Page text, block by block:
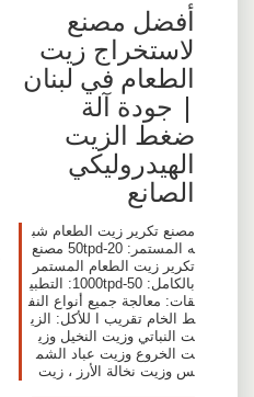
أفضل مصنع
لاستخراج زيت
الطعام في لبنان
| جودة آلة
ضغط الزيت
الهيدروليكي
الصانع
مصنع تكرير زيت الطعام شب
ه المستمر: 20-50tpd مصنع
تكرير زيت الطعام المستمر
بالكامل: 50-1000tpd: التطبي
قات: معالجة جميع أنواع النف
ط الخام تقريب ا للأكل: الزي
ت النباتي وزيت النخيل وزي
ت الخروع وزيت عباد الشم
س وزيت نخالة الأرز ، زيت